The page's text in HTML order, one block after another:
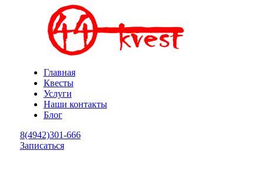
Главная
Квесты
Услуги
Наши контакты
Блог
8(4942)301-666
Записаться